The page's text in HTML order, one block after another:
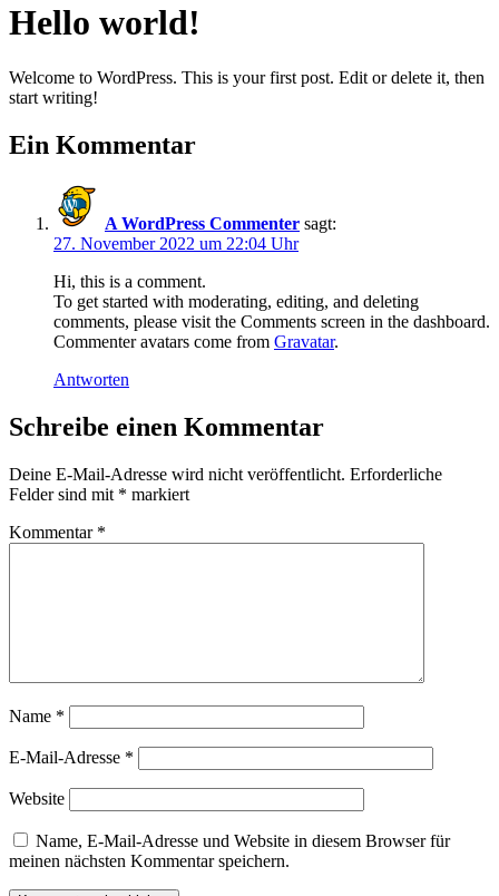
Hello world!
Welcome to WordPress. This is your first post. Edit or delete it, then
start writing!
Ein Kommentar
A WordPress Commenter sagt:
27. November 2022 um 22:04 Uhr
Hi, this is a comment.
To get started with moderating, editing, and deleting
comments, please visit the Comments screen in the dashboard.
Commenter avatars come from Gravatar.
Antworten
Schreibe einen Kommentar
Deine E-Mail-Adresse wird nicht veröffentlicht. Erforderliche
Felder sind mit * markiert
Kommentar *
Name *
E-Mail-Adresse *
Website
Name, E-Mail-Adresse und Website in diesem Browser für
meinen nächsten Kommentar speichern.